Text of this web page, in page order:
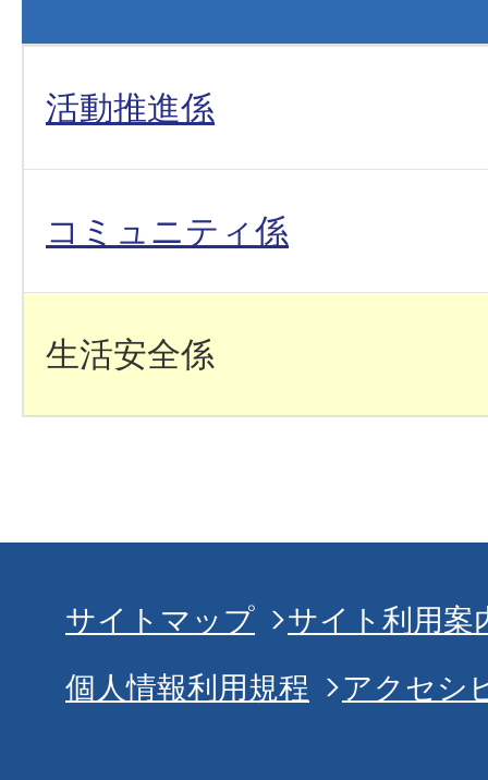
活動推進係
コミュニティ係
生活安全係
サイトマップ
サイト利用案
個人情報利用規程
アクセシ